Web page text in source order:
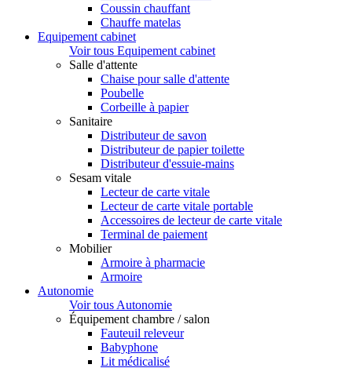
Coussin chauffant
Chauffe matelas
Equipement cabinet
Voir tous Equipement cabinet
Salle d'attente
Chaise pour salle d'attente
Poubelle
Corbeille à papier
Sanitaire
Distributeur de savon
Distributeur de papier toilette
Distributeur d'essuie-mains
Sesam vitale
Lecteur de carte vitale
Lecteur de carte vitale portable
Accessoires de lecteur de carte vitale
Terminal de paiement
Mobilier
Armoire à pharmacie
Armoire
Autonomie
Voir tous Autonomie
Équipement chambre / salon
Fauteuil releveur
Babyphone
Lit médicalisé